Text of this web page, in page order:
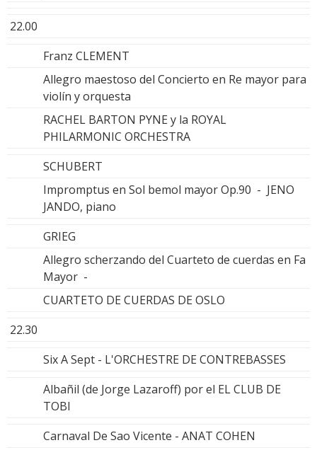
22.00
Franz CLEMENT
Allegro maestoso del Concierto en Re mayor para
violín y orquesta
RACHEL BARTON PYNE y la ROYAL
PHILARMONIC ORCHESTRA
SCHUBERT
Impromptus en Sol bemol mayor Op.90 - JENO
JANDO, piano
GRIEG
Allegro scherzando del Cuarteto de cuerdas en Fa
Mayor -
CUARTETO DE CUERDAS DE OSLO
22.30
Six A Sept - L'ORCHESTRE DE CONTREBASSES
Albañil (de Jorge Lazaroff) por el EL CLUB DE
TOBI
Carnaval De Sao Vicente - ANAT COHEN